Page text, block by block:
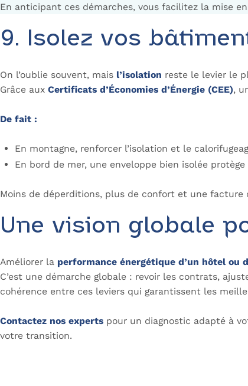
En anticipant ces démarches, vous facilitez la mise
9. Isolez vos
On l’oublie souvent, mais l’isolation reste le levier le
Grâce aux Certificats d’Économies d’Énergie (CEE),
De fait :
En montagne, renforcer l’isolation et le
En bord de mer, une enveloppe bien isolée
Moins de déperditions, plus de confort et une facture
Une vision globale
Améliorer la performance énergétique d’un hôtel ou
C’est une démarche globale : revoir les contrats,
cohérence entre ces leviers qui garantissent les
Contactez nos experts pour un diagnostic adapté à
votre transition.